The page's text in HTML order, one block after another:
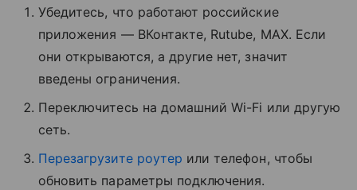
Убедитесь, что работают российские
приложения — ВКонтакте, Rutube, MAX. Если
они открываются, а другие нет, значит
введены ограничения.
Переключитесь на домашний Wi-Fi или другую
сеть.
Перезагрузите роутер или телефон, чтобы
обновить параметры подключения.